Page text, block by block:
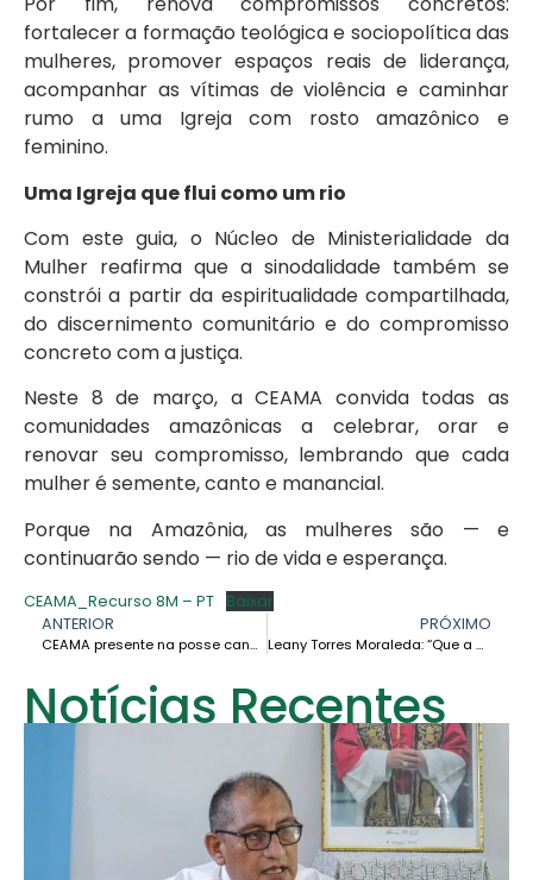
fortalecer a formação teológica e sociopolítica das
mulheres, promover espaços reais de liderança,
acompanhar as vítimas de violência e caminhar
rumo a uma Igreja com rosto amazônico e
feminino.
Uma Igreja que flui como um rio
Com este guia, o Núcleo de Ministerialidade da
Mulher reafirma que a sinodalidade também se
constrói a partir da espiritualidade compartilhada,
do discernimento comunitário e do compromisso
concreto com a justiça.
Neste 8 de março, a CEAMA convida todas as
comunidades amazônicas a celebrar, orar e
renovar seu compromisso, lembrando que cada
mulher é semente, canto e manancial.
Porque na Amazônia, as mulheres são — e
continuarão sendo — rio de vida e esperança.
CEAMA_Recurso 8M – PT
Baixar
ANTERIOR
CEAMA presente na posse canônica do novo Vigário Apostólico de Leticia
PRÓXIMO
Leany Torres Moraleda: “Que a defesa da Amazônia também tenha o rosto de mulher”
Notícias Recentes